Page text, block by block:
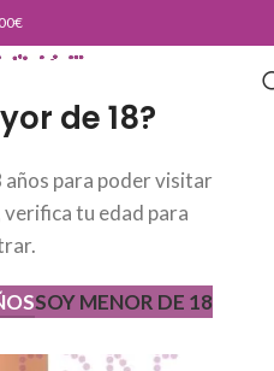
de 18?
años para poder visitar
tu edad para
SOY MENOR DE 18